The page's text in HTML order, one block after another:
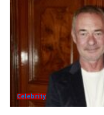
Celebrity